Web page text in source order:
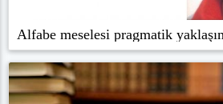
Alfabe meselesi pragmatik